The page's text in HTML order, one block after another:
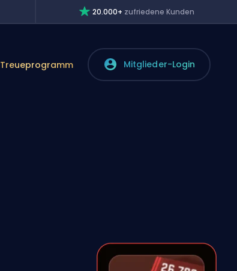
20.000+ zufriedene Kunden
Treueprogramm Mitglieder-Login